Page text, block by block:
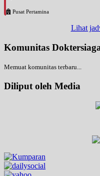
Pusat Pertamina
Lihat
Komunitas
Memuat komunitas terbaru...
Diliput oleh Media